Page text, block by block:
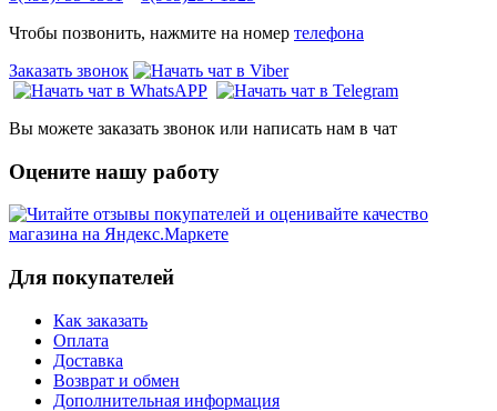
Чтобы позвонить, нажмите на номер телефона
Заказать звонок
Вы можете заказать звонок или написать нам в чат
Оцените нашу работу
Для покупателей
Как заказать
Оплата
Доставка
Возврат и обмен
Дополнительная информация